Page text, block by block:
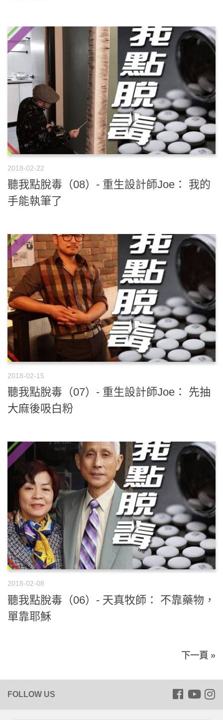
2018-02-22
聽我點脫毒（08）- 重生設計師Joe： 我的
手能執筆了
2018-02-15
聽我點脫毒（07）- 重生設計師Joe： 先抽
大麻後吸白粉
2018-02-08
聽我點脫毒（06）- 天真牧師： 不靠藥物，
單靠耶穌
下一頁 »